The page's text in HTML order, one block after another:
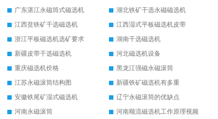
广东湛江永磁筒式磁选机
湖北铁矿干选永磁磁选机
江西贫铁矿干选磁选机
江西湿式平板磁选机皮带
浙江平板磁选机选矿要求
湖南干选磁选机
新疆皮带干选磁选机
河北磁选机设备
重庆磁选机价格
黑龙江强磁永磁滚筒
江苏永磁滚筒结构图
新疆铁矿磁选机有多重
安徽铁尾矿湿式磁选机
辽宁永磁滚筒的优缺点
河南永磁滚筒
河南顺流磁选机工作原理视频